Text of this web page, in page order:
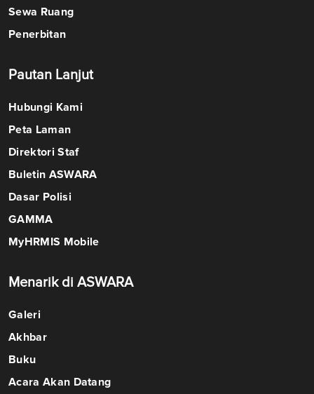
Sewa Ruang
Penerbitan
Pautan Lanjut
Hubungi Kami
Peta Laman
Direktori Staf
Buletin ASWARA
Dasar Polisi
GAMMA
MyHRMIS Mobile
Menarik di ASWARA
Galeri
Akhbar
Buku
Acara Akan Datang